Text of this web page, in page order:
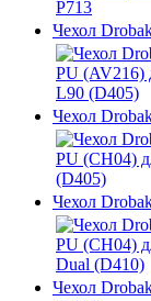
Чехол
Чехол
Чехол
Чехол